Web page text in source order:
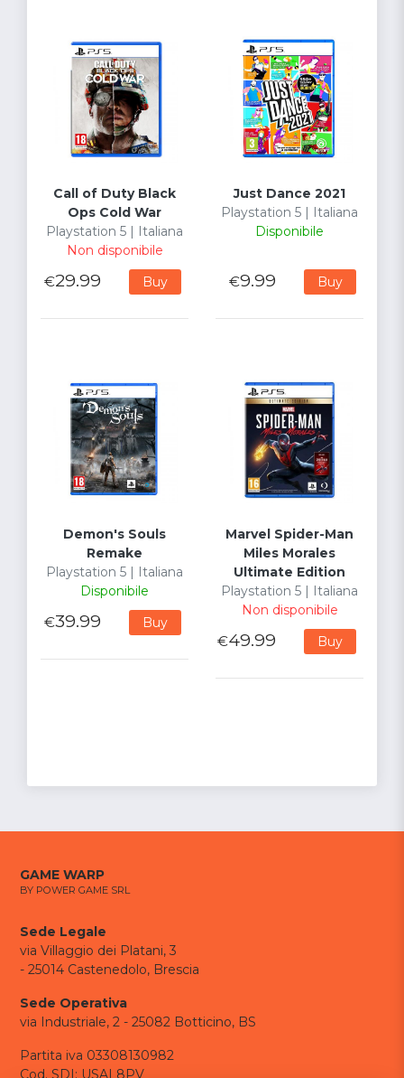
Call of Duty Black
Ops Cold War
Playstation 5 | Italiana
Non disponibile
€29.99 Buy
Just Dance 2021
Playstation 5 | Italiana
Disponibile
€9.99 Buy
Demon's Souls
Remake
Playstation 5 | Italiana
Disponibile
€39.99 Buy
Marvel Spider-Man
Miles Morales
Ultimate Edition
Playstation 5 | Italiana
Non disponibile
€49.99 Buy
GAME WARP
BY POWER GAME SRL
Sede Legale
via Villaggio dei Platani, 3
- 25014 Castenedolo, Brescia
Sede Operativa
via Industriale, 2 - 25082 Botticino, BS
Partita iva 03308130982
Cod. SDI: USAL8PV